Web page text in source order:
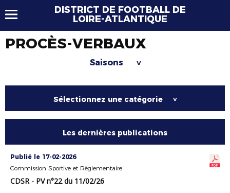
DISTRICT DE FOOTBALL DE
LOIRE-ATLANTIQUE
PROCÈS-VERBAUX
Saisons >
Sélectionnez une catégorie >
Les dernières publications
Publié le 17-02-2026
Commission Sportive et Règlementaire
CDSR - PV n°22 du 11/02/26